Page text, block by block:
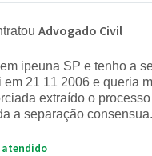
Advogado Civil
ipeuna SP e tenho a
em 21 11 2006 e queria
extraído o
a separação
atendido